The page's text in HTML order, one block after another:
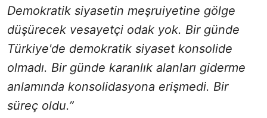
Demokratik siyasetin meşruiyetine gölge
düşürecek vesayetçi odak yok. Bir günde
Türkiye'de demokratik siyaset konsolide
olmadı. Bir günde karanlık alanları giderme
anlamında konsolidasyona erişmedi. Bir
süreç oldu.”